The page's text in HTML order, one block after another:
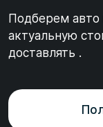
Подберем
актуальную
доставлять .